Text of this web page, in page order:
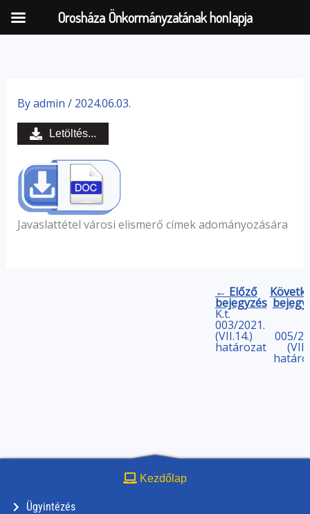
content
Byadmin / 2024.06.03.
Javaslattétel városi elismerő címek adományozására
Letöltés...
← Előző
bejegyzés
K.t.
003/2021.
(VII.14.)
határozat
005/
Kezdőlap
Ügyintézés
Orosháza Önkormányzatának honlapja